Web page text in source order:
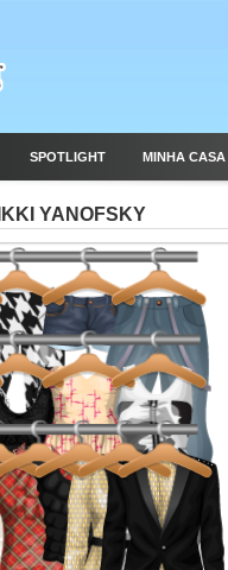
SPOTLIGHT MINHA CASA
YANOFSKY